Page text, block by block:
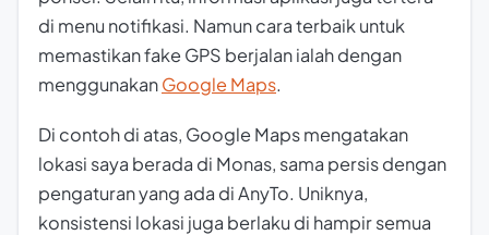
di menu notifikasi. Namun cara terbaik untuk
memastikan fake GPS berjalan ialah dengan
menggunakanGoogle Maps.
Di contoh di atas, Google Maps mengatakan
lokasi saya berada di Monas, sama persis dengan
pengaturan yang ada di AnyTo. Uniknya,
konsistensi lokasi juga berlaku di hampir semua